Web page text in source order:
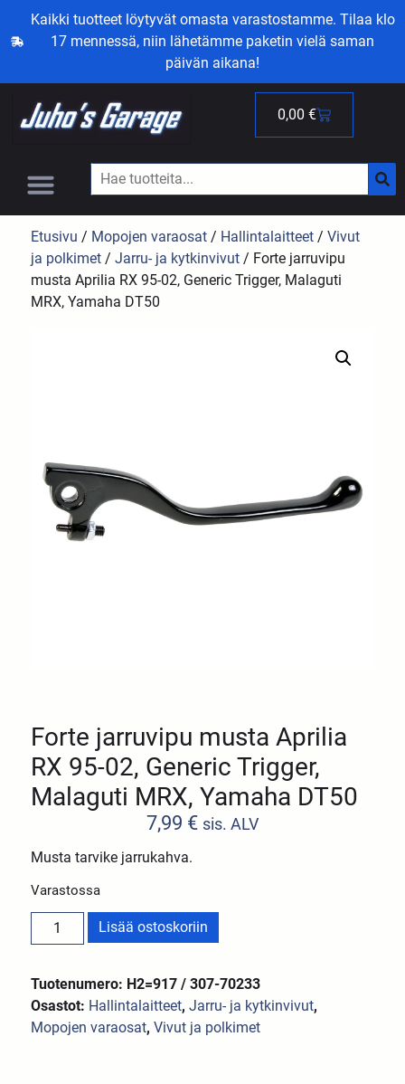
Kaikki tuotteet löytyvät omasta varastostamme. Tilaa klo
17 mennessä, niin lähetämme paketin vielä saman
päivän aikana!
0,00 €
Etusivu / Mopojen varaosat / Hallintalaitteet /Vivut
ja polkimet /Jarru- ja kytkinvivut / Forte jarruvipu
musta Aprilia RX 95-02, Generic Trigger, Malaguti
MRX, Yamaha DT50
Forte jarruvipu musta Aprilia
RX 95-02, Generic Trigger,
Malaguti MRX, Yamaha DT50
7,99 € sis. ALV
Musta tarvike jarrukahva.
Varastossa
Lisää ostoskoriin
Tuotenumero: H2=917 / 307-70233
Osastot: Hallintalaitteet,Jarru- ja kytkinvivut,
Mopojen varaosat,Vivut ja polkimet